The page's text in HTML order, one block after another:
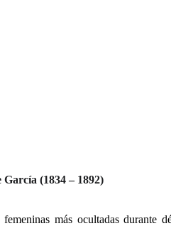
(1834 – 1892)
más ocultadas durante